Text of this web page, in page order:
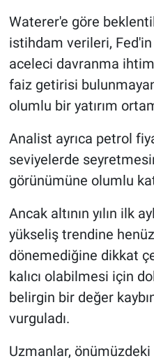
Waterer'e göre
istihdam verileri, Fed'in
aceleci davranma
faiz getirisi
olumlu bir yatırım
Analist ayrıca petrol
seviyelerde
görünümüne olumlu
Ancak altının yılın ilk
yükseliş trendine
dönemediğine dikkat
kalıcı olabilmesi için
belirgin bir değer
vurguladı.
Uzmanlar,